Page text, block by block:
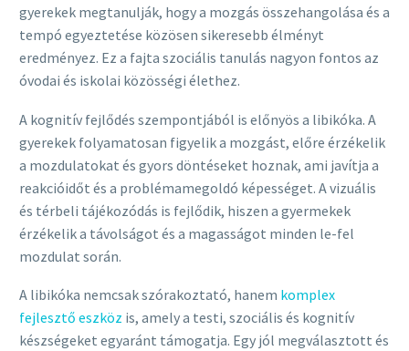
gyerekek megtanulják, hogy a mozgás összehangolása és a
tempó egyeztetése közösen sikeresebb élményt
eredményez. Ez a fajta szociális tanulás nagyon fontos az
óvodai és iskolai közösségi élethez.
A kognitív fejlődés szempontjából is előnyös a libikóka. A
gyerekek folyamatosan figyelik a mozgást, előre érzékelik
a mozdulatokat és gyors döntéseket hoznak, ami javítja a
reakcióidőt és a problémamegoldó képességet. A vizuális
és térbeli tájékozódás is fejlődik, hiszen a gyermekek
érzékelik a távolságot és a magasságot minden le-fel
mozdulat során.
A libikóka nemcsak szórakoztató, hanem komplex
fejlesztő eszköz is, amely a testi, szociális és kognitív
készségeket egyaránt támogatja. Egy jól megválasztott és